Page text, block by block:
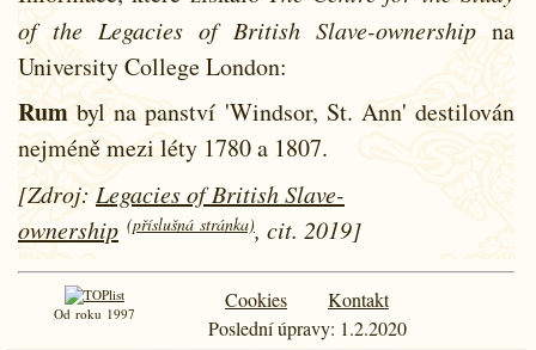
of the Legacies of British Slave-ownership na
University College London:
Rum byl na panství 'Windsor, St. Ann' destilován
nejméně mezi léty 1780 a 1807.
[Zdroj: Legacies of British Slave-
ownership (příslušná stránka), cit. 2019]
Od roku 1997
Cookies
Kontakt
Poslední úpravy: 1.2.2020